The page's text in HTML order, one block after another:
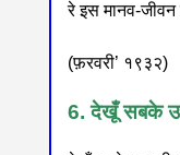
रे इस मानव-जीवन
(फ़रवरी’ १९३२)
6. देखूँ सबके